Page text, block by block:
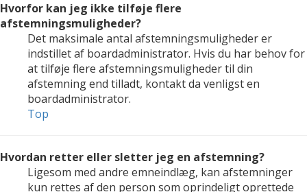
Hvorfor kan jeg ikke tilføje flere
afstemningsmuligheder?
Det maksimale antal afstemningsmuligheder er
indstillet af boardadministrator. Hvis du har behov for
at tilføje flere afstemningsmuligheder til din
afstemning end tilladt, kontakt da venligst en
boardadministrator.
Top
Hvordan retter eller sletter jeg en afstemning?
Ligesom med andre emneindlæg, kan afstemninger
kun rettes af den person som oprindeligt oprettede